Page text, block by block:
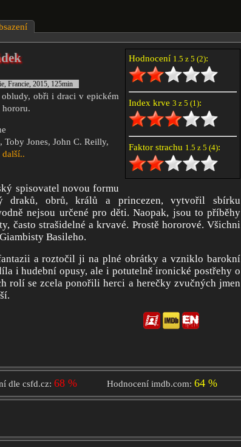
Hodnocení 1.5 z 5 (2):
Index krve 3 z 5 (1):
Faktor strachu 1.5 z 5 (4):
Francie, 2015, 125min
obři i draci v epickém
hororu.
Toby Jones, John C. Reilly,
další..
spisovatel novou formu
draků, obrů, králů a princezen, vytvořil sbírku
nejsou určené pro děti. Naopak, jsou to příběhy
často strašidelné a krvavé. Prostě hororové. Všichni
Basileho.
a roztočil ji na plné obrátky a vzniklo barokní
i hudební opusy, ale i potutelně ironické postřehy o
rolí se zcela ponořili herci a herečky zvučných jmen
dle csfd.cz: 68 % Hodnocení imdb.com: 64 %